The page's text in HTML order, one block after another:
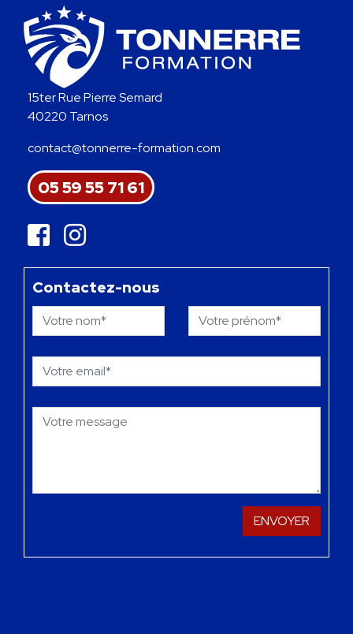
15ter Rue Pierre Semard
40220 Tarnos
contact@tonnerre-formation.com
05 59 55 71 61
Contactez-nous